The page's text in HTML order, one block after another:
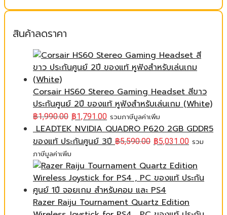
สินค้าลดราคา
Corsair HS60 Stereo Gaming Headset สีขาว
ประกันศูนย์ 2ปี ของแท้ หูฟังสำหรับเล่นเกม (White)
฿1,990.00 ฿1,791.00 รวมภาษีมูลค่าเพิ่ม
LEADTEK NVIDIA QUADRO P620 2GB GDDR5
ของแท้ ประกันศูนย์ 3ปี ฿5,590.00 ฿5,031.00 รวม
ภาษีมูลค่าเพิ่ม
Razer Raiju Tournament Quartz Edition